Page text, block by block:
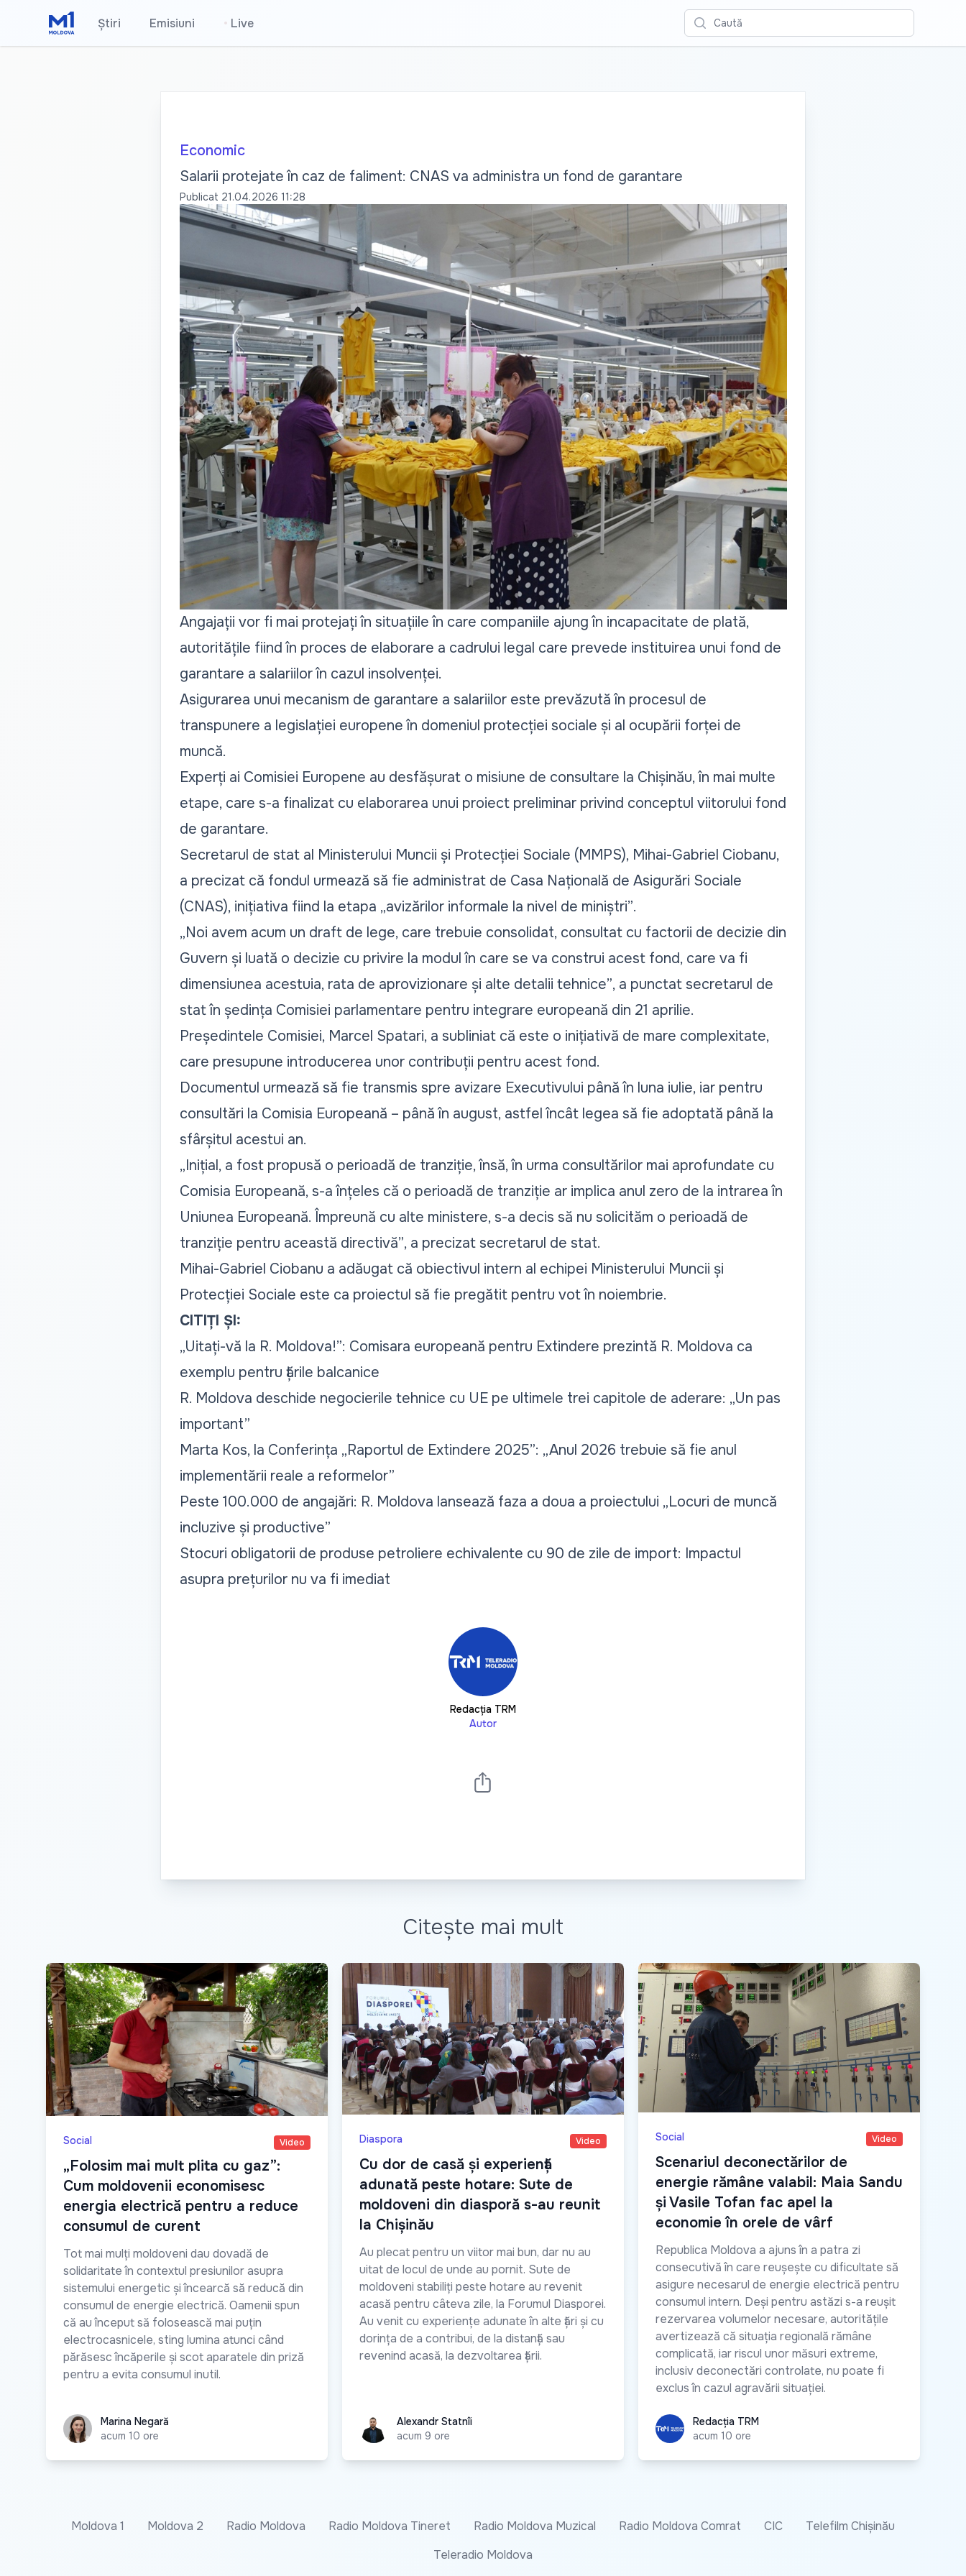
Știri Emisiuni • Live Caută
Economic
Salarii protejate în caz de faliment: CNAS va administra un fond de garantare
Publicat 21.04.2026 11:28
Angajații vor fi mai protejați în situațiile în care companiile ajung în incapacitate de plată,
autoritățile fiind în proces de elaborare a cadrului legal care prevede instituirea unui fond de
garantare a salariilor în cazul insolvenței.
Asigurarea unui mecanism de garantare a salariilor este prevăzută în procesul de
transpunere a legislației europene în domeniul protecției sociale și al ocupării forței de
muncă.
Experți ai Comisiei Europene au desfășurat o misiune de consultare la Chișinău, în mai multe
etape, care s-a finalizat cu elaborarea unui proiect preliminar privind conceptul viitorului fond
de garantare.
Secretarul de stat al Ministerului Muncii și Protecției Sociale (MMPS), Mihai-Gabriel Ciobanu,
a precizat că fondul urmează să fie administrat de Casa Națională de Asigurări Sociale
(CNAS), inițiativa fiind la etapa „avizărilor informale la nivel de miniștri”.
„Noi avem acum un draft de lege, care trebuie consolidat, consultat cu factorii de decizie din
Guvern și luată o decizie cu privire la modul în care se va construi acest fond, care va fi
dimensiunea acestuia, rata de aprovizionare și alte detalii tehnice”, a punctat secretarul de
stat în ședința Comisiei parlamentare pentru integrare europeană din 21 aprilie.
Președintele Comisiei, Marcel Spatari, a subliniat că este o inițiativă de mare complexitate,
care presupune introducerea unor contribuții pentru acest fond.
Documentul urmează să fie transmis spre avizare Executivului până în luna iulie, iar pentru
consultări la Comisia Europeană – până în august, astfel încât legea să fie adoptată până la
sfârșitul acestui an.
„Inițial, a fost propusă o perioadă de tranziție, însă, în urma consultărilor mai aprofundate cu
Comisia Europeană, s-a înțeles că o perioadă de tranziție ar implica anul zero de la intrarea în
Uniunea Europeană. Împreună cu alte ministere, s-a decis să nu solicităm o perioadă de
tranziție pentru această directivă”, a precizat secretarul de stat.
Mihai-Gabriel Ciobanu a adăugat că obiectivul intern al echipei Ministerului Muncii și
Protecției Sociale este ca proiectul să fie pregătit pentru vot în noiembrie.
CITIȚI ȘI:
„Uitați-vă la R. Moldova!”: Comisara europeană pentru Extindere prezintă R. Moldova ca
exemplu pentru țările balcanice
R. Moldova deschide negocierile tehnice cu UE pe ultimele trei capitole de aderare: „Un pas
important”
Marta Kos, la Conferința „Raportul de Extindere 2025”: „Anul 2026 trebuie să fie anul
implementării reale a reformelor”
Peste 100.000 de angajări: R. Moldova lansează faza a doua a proiectului „Locuri de muncă
incluzive și productive”
Stocuri obligatorii de produse petroliere echivalente cu 90 de zile de import: Impactul
asupra prețurilor nu va fi imediat
Redacția TRM
Autor
Citește mai mult
Social Video
„Folosim mai mult plita cu gaz”:
Cum moldovenii economisesc
energia electrică pentru a reduce
consumul de curent
Tot mai mulți moldoveni dau dovadă de
solidaritate în contextul presiunilor asupra
sistemului energetic și încearcă să reducă din
consumul de energie electrică. Oamenii spun
că au început să folosească mai puțin
electrocasnicele, sting lumina atunci când
părăsesc încăperile și scot aparatele din priză
pentru a evita consumul inutil.
Marina Negară
Marina Negară
acum 10 ore
Diaspora Video
Cu dor de casă și experiență
adunată peste hotare: Sute de
moldoveni din diasporă s-au reunit
la Chișinău
Au plecat pentru un viitor mai bun, dar nu au
uitat de locul de unde au pornit. Sute de
moldoveni stabiliți peste hotare au revenit
acasă pentru câteva zile, la Forumul Diasporei.
Au venit cu experiențe adunate în alte țări și cu
dorința de a contribui, de la distanță sau
revenind acasă, la dezvoltarea țării.
Alexandr Statnîi
Alexandr Statnîi
acum 9 ore
Social Video
Scenariul deconectărilor de
energie rămâne valabil: Maia Sandu
și Vasile Tofan fac apel la
economie în orele de vârf
Republica Moldova a ajuns în a patra zi
consecutivă în care reușește cu dificultate să
asigure necesarul de energie electrică pentru
consumul intern. Deși pentru astăzi s-a reușit
rezervarea volumelor necesare, autoritățile
avertizează că situația regională rămâne
complicată, iar riscul unor măsuri extreme,
inclusiv deconectări controlate, nu poate fi
exclus în cazul agravării situației.
Redacția TRM
Redacția TRM
acum 10 ore
Moldova 1 Moldova 2 Radio Moldova Radio Moldova Tineret Radio Moldova Muzical Radio Moldova Comrat CIC
Telefilm Chișinău
Teleradio Moldova